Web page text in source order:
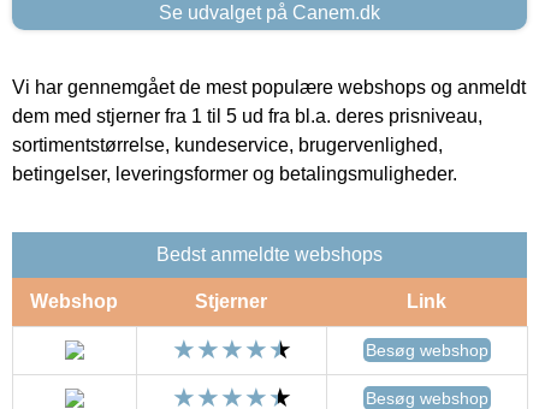
Se udvalget på Canem.dk
Vi har gennemgået de mest populære webshops og anmeldt
dem med stjerner fra 1 til 5 ud fra bl.a. deres prisniveau,
sortimentstørrelse, kundeservice, brugervenlighed,
betingelser, leveringsformer og betalingsmuligheder.
Bedst anmeldte webshops
Webshop Stjerner Link
Besøg webshop
Besøg webshop